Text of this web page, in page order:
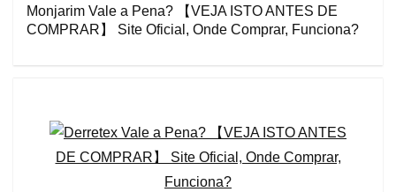
Monjarim Vale a Pena? 【VEJA ISTO ANTES DE
COMPRAR】 Site Oficial, Onde Comprar, Funciona?